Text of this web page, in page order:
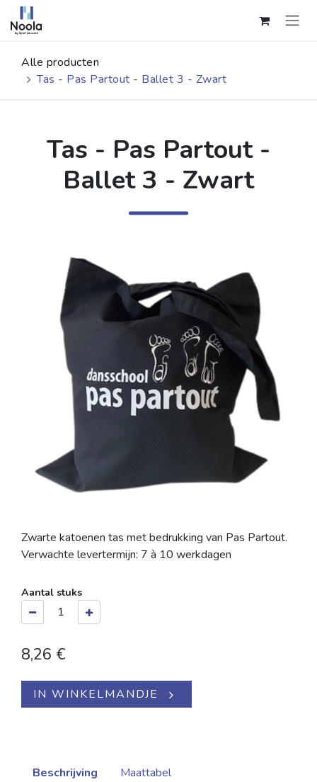
Overslaan naar inhoud
Alle producten
Tas - Pas Partout - Ballet 3 - Zwart
Tas - Pas Partout -
Ballet 3 - Zwart
Zwarte katoenen tas met bedrukking van Pas Partout.
Verwachte levertermijn: 7 à 10 werkdagen
Aantal stuks
8,26 €
IN WINKELMANDJE
Beschrijving Maattabel